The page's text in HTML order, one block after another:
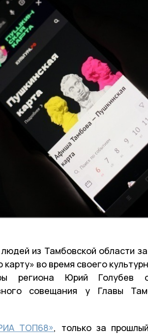
из Тамбовской области
во время своего
региона Юрий Голубев
совещания у Главы
ТОП68», только за